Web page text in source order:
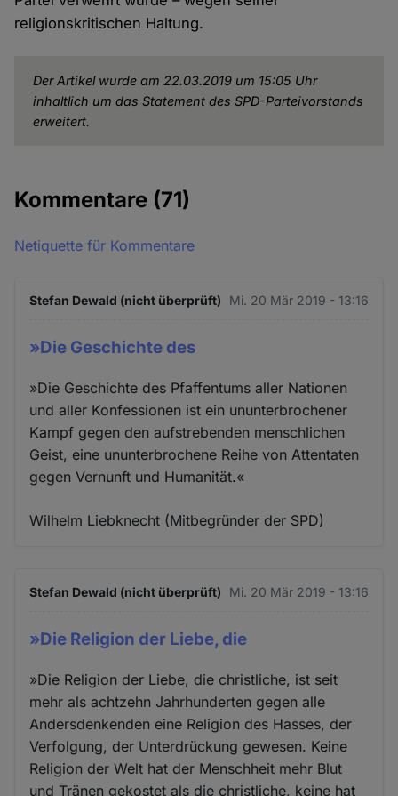
religionskritischen Haltung.
Der Artikel wurde am 22.03.2019 um 15:05 Uhr
inhaltlich um das Statement des SPD-Parteivorstands
erweitert.
Kommentare (71)
Netiquette für Kommentare
Stefan Dewald (nicht überprüft) Mi. 20 Mär 2019 - 13:16
»Die Geschichte des
»Die Geschichte des Pfaffentums aller Nationen
und aller Konfessionen ist ein ununterbrochener
Kampf gegen den aufstrebenden menschlichen
Geist, eine ununterbrochene Reihe von Attentaten
gegen Vernunft und Humanität.«
Wilhelm Liebknecht (Mitbegründer der SPD)
Stefan Dewald (nicht überprüft) Mi. 20 Mär 2019 - 13:16
»Die Religion der Liebe, die
»Die Religion der Liebe, die christliche, ist seit
mehr als achtzehn Jahrhunderten gegen alle
Andersdenkenden eine Religion des Hasses, der
Verfolgung, der Unterdrückung gewesen. Keine
Religion der Welt hat der Menschheit mehr Blut
und Tränen gekostet als die christliche, keine hat